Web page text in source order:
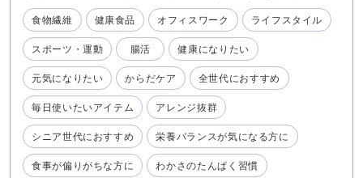
かさのたんぱく習慣』 です。足りない栄養を補ってくれる
心強い味方‼️ 歳を重ねる毎に、筋肉は大切💪 『わかさのた
んぱく習慣』 は、丈夫な筋肉づくりに必要な成分を中心と
した3つのこだわりの配合しています。 1. アミノ酸を多く
含むホエイプロテインが筋肉の成長を助けてくれます。 2.
不足しがちなカルシウムも一緒に摂取できます。 3. たんぱ
く質とカルシウムの吸収をサポートする6種類のビタミン・
ミネラル配合 『わかさのたんぱく習慣』ホエイプロテイン
は、ミルク味なので、朝のスープに混ぜたり色々アレンジ
が可能です🥣 他にもソイプロテインが配合された 抹茶味
や、ブルーベリー味、カフェ・オ・レ味もあります。 吸収
食物繊維 健康食品 オフィスワーク ライフスタイル
スポーツ・運動 腸活 健康になりたい
元気になりたい からだケア 全世代におすすめ
毎日使いたいアイテム アレンジ抜群
シニア世代におすすめ 栄養バランスが気になる方に
食事が偏りがちな方に わかさのたんぱく習慣